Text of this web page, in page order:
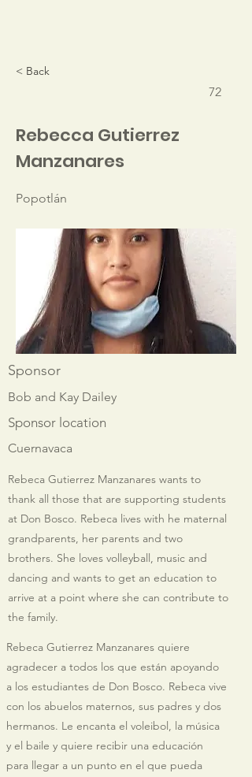
< Back
72
Rebecca Gutierrez
Manzanares
Popotlán
Sponsor
Bob and Kay Dailey
Sponsor location
Cuernavaca
Rebeca Gutierrez Manzanares wants to
thank all those that are supporting students
at Don Bosco. Rebeca lives with he maternal
grandparents, her parents and two
brothers. She loves volleyball, music and
dancing and wants to get an education to
arrive at a point where she can contribute to
the family.
Rebeca Gutierrez Manzanares quiere
agradecer a todos los que están apoyando
a los estudiantes de Don Bosco. Rebeca vive
con los abuelos maternos, sus padres y dos
hermanos. Le encanta el voleibol, la música
y el baile y quiere recibir una educación
para llegar a un punto en el que pueda